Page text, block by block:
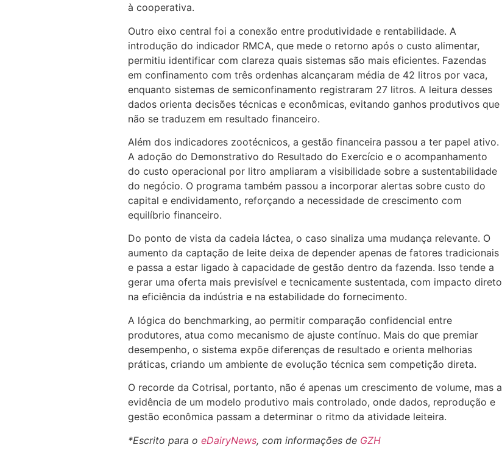
à cooperativa.
Outro eixo central foi a conexão entre produtividade e rentabilidade. A
introdução do indicador RMCA, que mede o retorno após o custo alimentar,
permitiu identificar com clareza quais sistemas são mais eficientes. Fazendas
em confinamento com três ordenhas alcançaram média de 42 litros por vaca,
enquanto sistemas de semiconfinamento registraram 27 litros. A leitura desses
dados orienta decisões técnicas e econômicas, evitando ganhos produtivos que
não se traduzem em resultado financeiro.
Além dos indicadores zootécnicos, a gestão financeira passou a ter papel ativo.
A adoção do Demonstrativo do Resultado do Exercício e o acompanhamento
do custo operacional por litro ampliaram a visibilidade sobre a sustentabilidade
do negócio. O programa também passou a incorporar alertas sobre custo do
capital e endividamento, reforçando a necessidade de crescimento com
equilíbrio financeiro.
Do ponto de vista da cadeia láctea, o caso sinaliza uma mudança relevante. O
aumento da captação de leite deixa de depender apenas de fatores tradicionais
e passa a estar ligado à capacidade de gestão dentro da fazenda. Isso tende a
gerar uma oferta mais previsível e tecnicamente sustentada, com impacto direto
na eficiência da indústria e na estabilidade do fornecimento.
A lógica do benchmarking, ao permitir comparação confidencial entre
produtores, atua como mecanismo de ajuste contínuo. Mais do que premiar
desempenho, o sistema expõe diferenças de resultado e orienta melhorias
práticas, criando um ambiente de evolução técnica sem competição direta.
O recorde da Cotrisal, portanto, não é apenas um crescimento de volume, mas a
evidência de um modelo produtivo mais controlado, onde dados, reprodução e
gestão econômica passam a determinar o ritmo da atividade leiteira.
*Escrito para o eDairyNews, com informações de GZH